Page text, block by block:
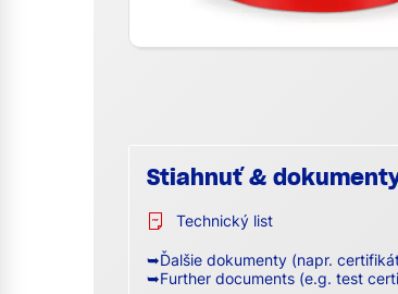
Stiahnuť &
Technický list
➥Ďalšie dokumenty (napr.
➥Further documents (e.g. test